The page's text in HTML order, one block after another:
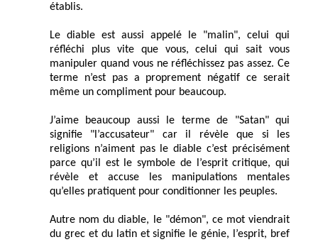
établis.
Le diable est aussi appelé le "malin", celui qui
réfléchi plus vite que vous, celui qui sait vous
manipuler quand vous ne réfléchissez pas assez. Ce
terme n’est pas a proprement négatif ce serait
même un compliment pour beaucoup.
J’aime beaucoup aussi le terme de "Satan" qui
signifie "l’accusateur" car il révèle que si les
religions n’aiment pas le diable c’est précisément
parce qu’il est le symbole de l’esprit critique, qui
révèle et accuse les manipulations mentales
qu’elles pratiquent pour conditionner les peuples.
Autre nom du diable, le "démon", ce mot viendrait
du grec et du latin et signifie le génie, l’esprit, bref